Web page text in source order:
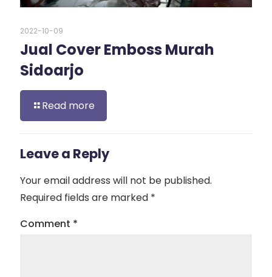
2022-10-09
Jual Cover Emboss Murah
Sidoarjo
Read more
Leave a Reply
Your email address will not be published.
Required fields are marked *
Comment *